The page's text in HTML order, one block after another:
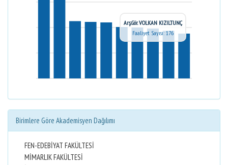
Arş.Gör. VOLKAN KIZILTUNÇ
Faaliyet Sayısı: 176
Birimlere Göre Akademisyen Dağılımı
FEN-EDEBİYAT FAKÜLTESİ
MİMARLIK FAKÜLTESİ